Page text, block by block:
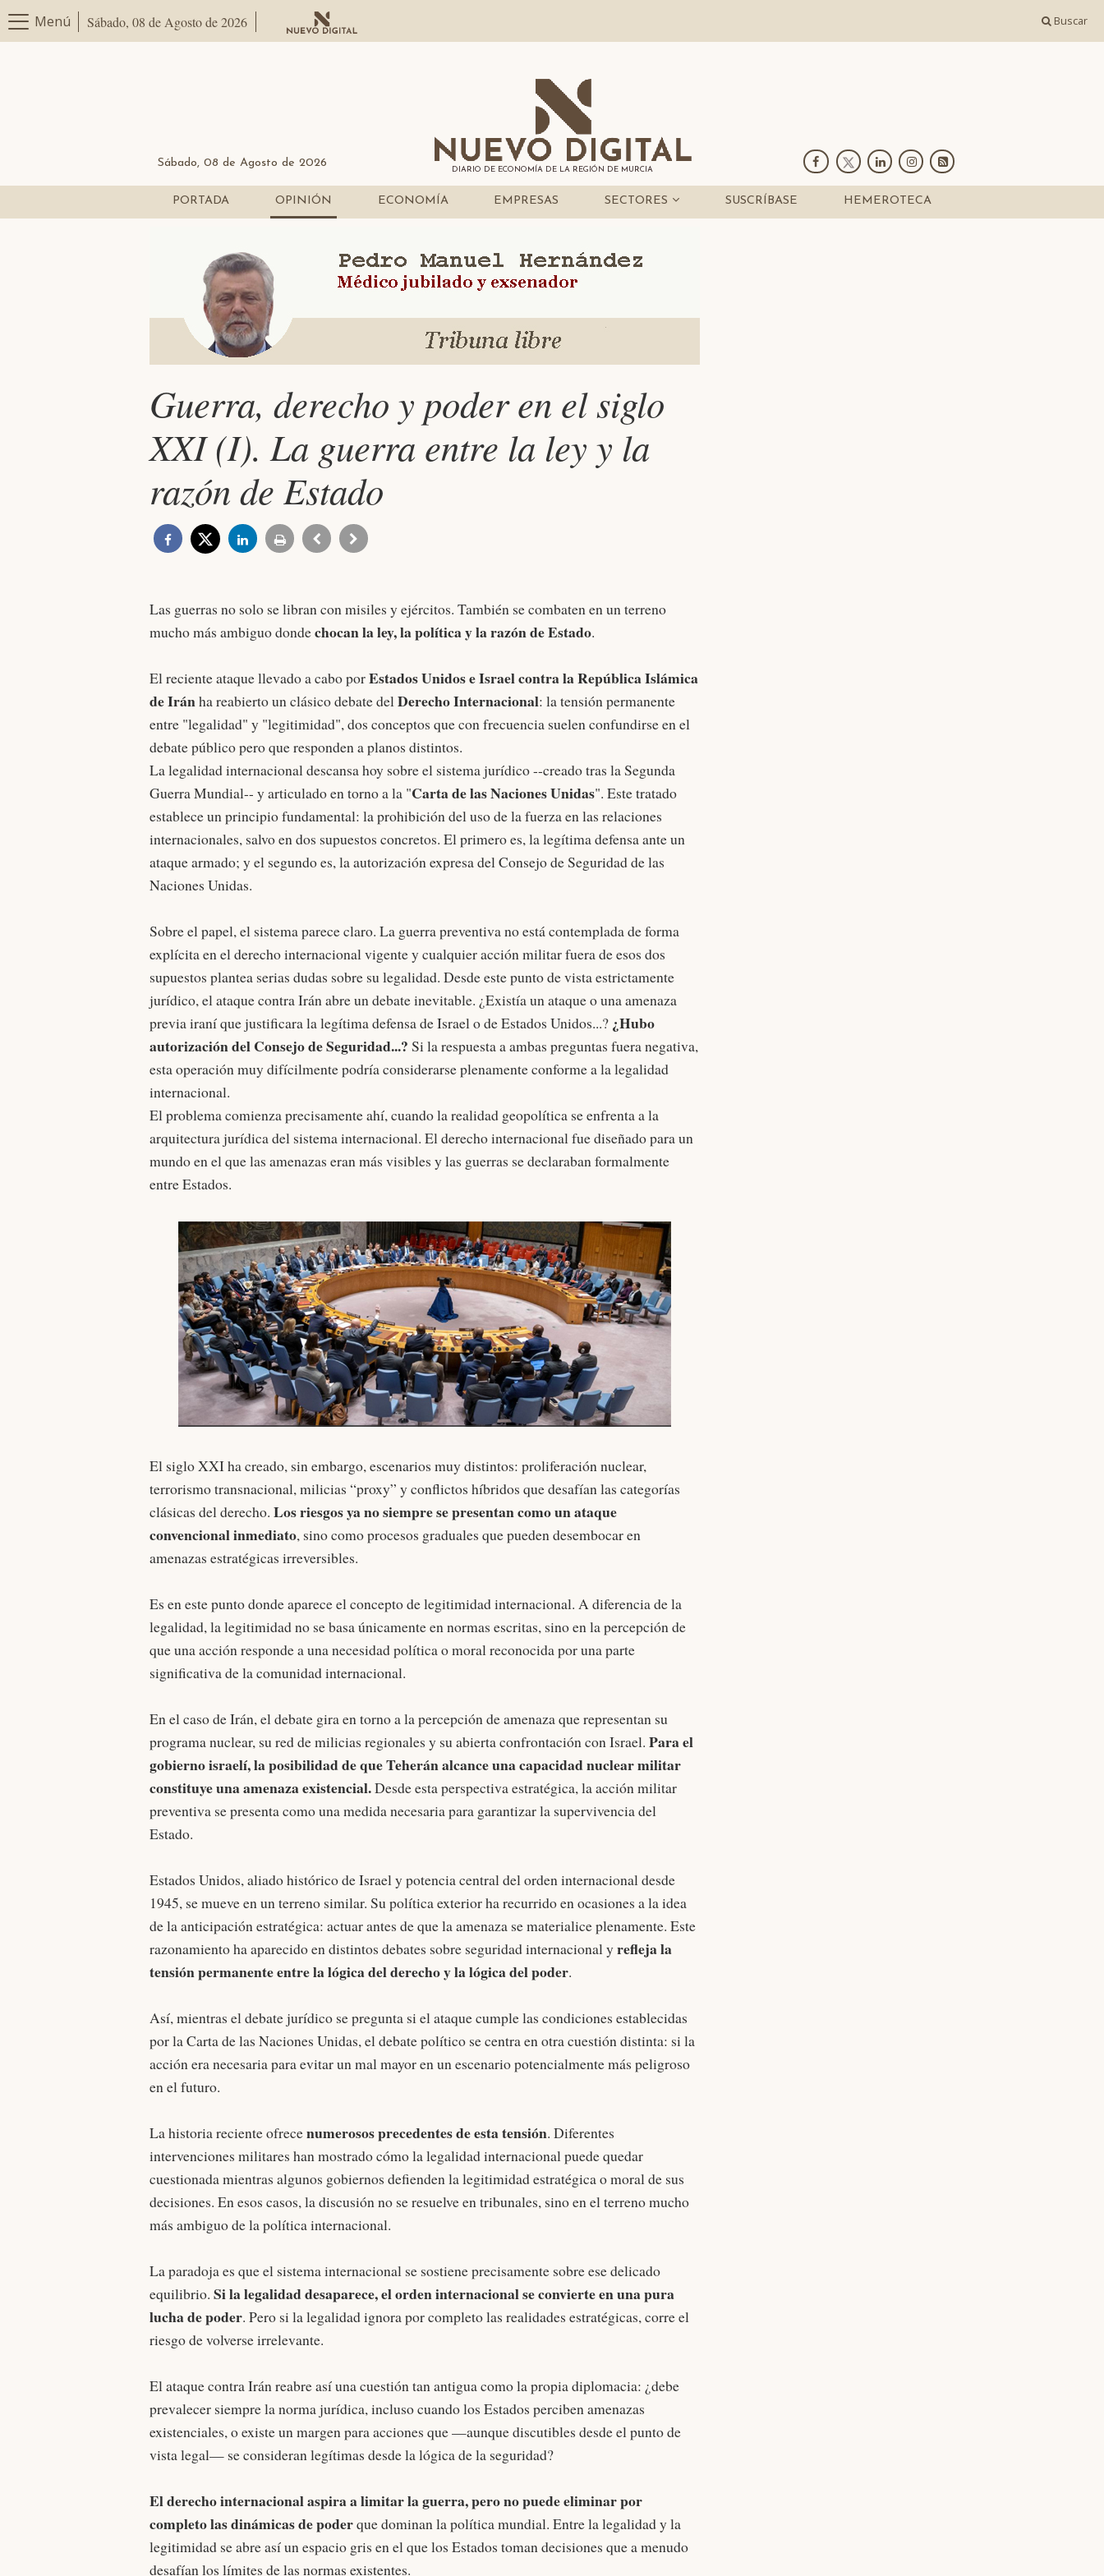
Menú Sábado, 08 de Agosto de 2026 Buscar
Sábado, 08 de Agosto de 2026
DIARIO DE ECONOMÍA DE LA REGIÓN DE MURCIA
PORTADA OPINIÓN ECONOMÍA EMPRESAS SECTORES SUSCRÍBASE HEMEROTECA
Guerra, derecho y poder en el siglo
XXI (I). La guerra entre la ley y la
razón de Estado
Las guerras no solo se libran con misiles y ejércitos. También se combaten en un terreno
mucho más ambiguo dondechocan la ley, la política y la razón de Estado.
El reciente ataque llevado a cabo porEstados Unidos e Israel contra la República Islámica
de Iránha reabierto un clásico debate delDerecho Internacional: la tensión permanente
entre "legalidad" y "legitimidad", dos conceptos que con frecuencia suelen confundirse en el
debate público pero que responden a planos distintos.
La legalidad internacional descansa hoy sobre el sistema jurídico --creado tras la Segunda
Guerra Mundial-- y articulado en torno a la "Carta de las Naciones Unidas". Este tratado
establece un principio fundamental: la prohibición del uso de la fuerza en las relaciones
internacionales, salvo en dos supuestos concretos. El primero es, la legítima defensa ante un
ataque armado; y el segundo es, la autorización expresa del Consejo de Seguridad de las
Naciones Unidas.
Sobre el papel, el sistema parece claro. La guerra preventiva no está contemplada de forma
explícita en el derecho internacional vigente y cualquier acción militar fuera de esos dos
supuestos plantea serias dudas sobre su legalidad. Desde este punto de vista estrictamente
jurídico, el ataque contra Irán abre un debate inevitable. ¿Existía un ataque o una amenaza
previa iraní que justificara la legítima defensa de Israel o de Estados Unidos...? ¿Hubo
autorización del Consejo de Seguridad...? Si la respuesta a ambas preguntas fuera negativa,
esta operación muy difícilmente podría considerarse plenamente conforme a la legalidad
internacional.
El problema comienza precisamente ahí, cuando la realidad geopolítica se enfrenta a la
arquitectura jurídica del sistema internacional. El derecho internacional fue diseñado para un
mundo en el que las amenazas eran más visibles y las guerras se declaraban formalmente
entre Estados.
El siglo XXI ha creado, sin embargo, escenarios muy distintos: proliferación nuclear,
terrorismo transnacional, milicias “proxy” y conflictos híbridos que desafían las categorías
clásicas del derecho. Los riesgos ya no siempre se presentan como un ataque
convencional inmediato, sino como procesos graduales que pueden desembocar en
amenazas estratégicas irreversibles.
Es en este punto donde aparece el concepto de legitimidad internacional. A diferencia de la
legalidad, la legitimidad no se basa únicamente en normas escritas, sino en la percepción de
que una acción responde a una necesidad política o moral reconocida por una parte
significativa de la comunidad internacional.
En el caso de Irán, el debate gira en torno a la percepción de amenaza que representan su
programa nuclear, su red de milicias regionales y su abierta confrontación con Israel. Para el
gobierno israelí, la posibilidad de que Teherán alcance una capacidad nuclear militar
constituye una amenaza existencial.Desde esta perspectiva estratégica, la acción militar
preventiva se presenta como una medida necesaria para garantizar la supervivencia del
Estado.
Estados Unidos, aliado histórico de Israel y potencia central del orden internacional desde
1945, se mueve en un terreno similar. Su política exterior ha recurrido en ocasiones a la idea
de la anticipación estratégica: actuar antes de que la amenaza se materialice plenamente. Este
razonamiento ha aparecido en distintos debates sobre seguridad internacional yrefleja la
tensión permanente entre la lógica del derecho y la lógica del poder.
Así, mientras el debate jurídico se pregunta si el ataque cumple las condiciones establecidas
por la Carta de las Naciones Unidas, el debate político se centra en otra cuestión distinta: si la
acción era necesaria para evitar un mal mayor en un escenario potencialmente más peligroso
en el futuro.
La historia reciente ofrecenumerosos precedentes de esta tensión. Diferentes
intervenciones militares han mostrado cómo la legalidad internacional puede quedar
cuestionada mientras algunos gobiernos defienden la legitimidad estratégica o moral de sus
decisiones. En esos casos, la discusión no se resuelve en tribunales, sino en el terreno mucho
más ambiguo de la política internacional.
La paradoja es que el sistema internacional se sostiene precisamente sobre ese delicado
equilibrio. Si la legalidad desaparece, el orden internacional se convierte en una pura
lucha de poder. Pero si la legalidad ignora por completo las realidades estratégicas, corre el
riesgo de volverse irrelevante.
El ataque contra Irán reabre así una cuestión tan antigua como la propia diplomacia: ¿debe
prevalecer siempre la norma jurídica, incluso cuando los Estados perciben amenazas
existenciales, o existe un margen para acciones que —aunque discutibles desde el punto de
vista legal— se consideran legítimas desde la lógica de la seguridad?
El derecho internacional aspira a limitar la guerra, pero no puede eliminar por
completo las dinámicas de poderque dominan la política mundial. Entre la legalidad y la
legitimidad se abre así un espacio gris en el que los Estados toman decisiones que a menudo
desafían los límites de las normas existentes.